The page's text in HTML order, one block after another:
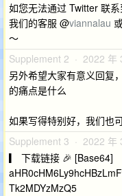
如您无法通过 Twitter 联
我们的客服 @viannalau
～
Supplement 2 · 2022 年
另外希望大家有意义回复
的痛点是什么
如果写得特别好，我们也
Supplement 3 · 2022 年
▎ 下载链接 🎉 [Base64]
Tk2MDYzMzQ5